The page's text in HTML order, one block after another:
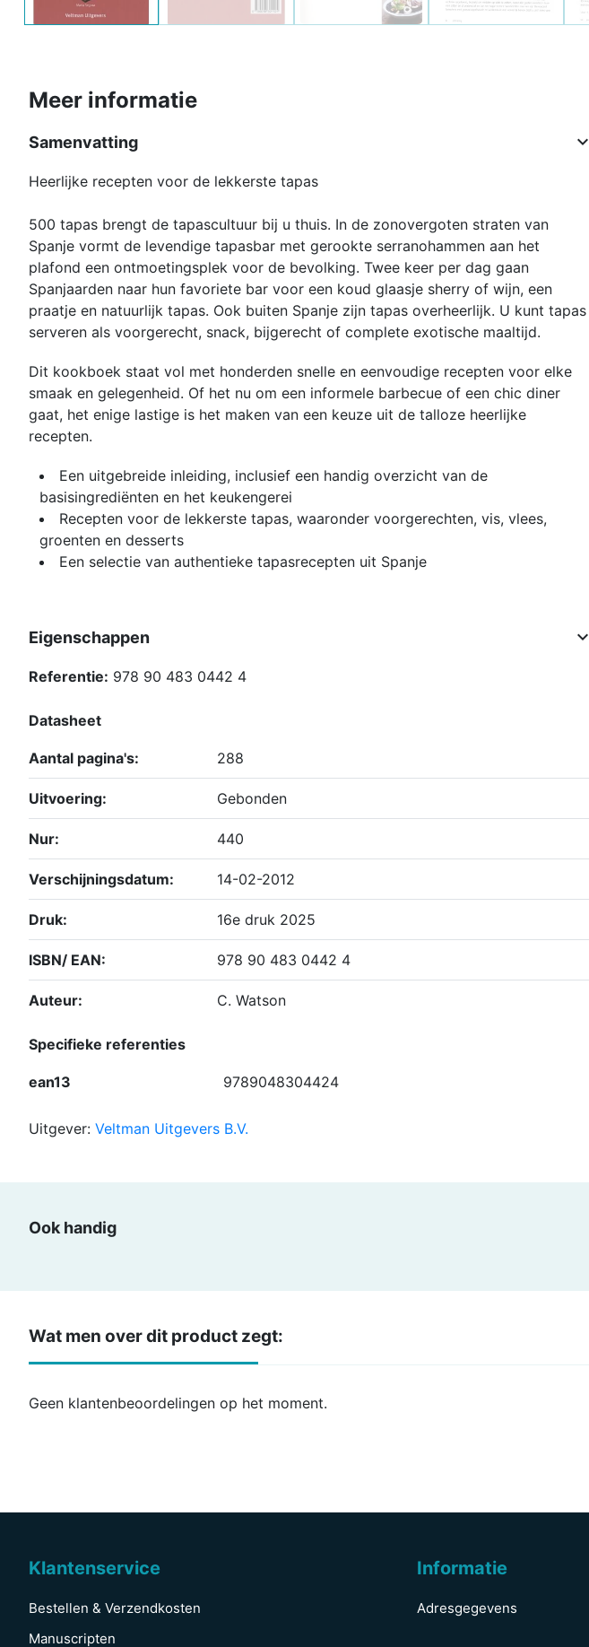
Meer informatie
Samenvatting 
Heerlijke recepten voor de lekkerste tapas
500 tapas brengt de tapascultuur bij u thuis. In de zonovergoten straten van
Spanje vormt de levendige tapasbar met gerookte serranohammen aan het
plafond een ontmoetingsplek voor de bevolking. Twee keer per dag gaan
Spanjaarden naar hun favoriete bar voor een koud glaasje sherry of wijn, een
praatje en natuurlijk tapas. Ook buiten Spanje zijn tapas overheerlijk. U kunt tapas
serveren als voorgerecht, snack, bijgerecht of complete exotische maaltijd.
Dit kookboek staat vol met honderden snelle en eenvoudige recepten voor elke
smaak en gelegenheid. Of het nu om een informele barbecue of een chic diner
gaat, het enige lastige is het maken van een keuze uit de talloze heerlijke
recepten.
Een uitgebreide inleiding, inclusief een handig overzicht van de
basisingrediënten en het keukengerei
Recepten voor de lekkerste tapas, waaronder voorgerechten, vis, vlees,
groenten en desserts
Een selectie van authentieke tapasrecepten uit Spanje
Eigenschappen 
Referentie: 978 90 483 0442 4
Datasheet
Aantal pagina's: 288
Uitvoering: Gebonden
Nur: 440
Verschijningsdatum: 14-02-2012
Druk: 16e druk 2025
ISBN/ EAN: 978 90 483 0442 4
Auteur: C. Watson
Specifieke referenties
ean13 9789048304424
Uitgever: Veltman Uitgevers B.V.
Ook handig
Wat men over dit product zegt:
Geen klantenbeoordelingen op het moment.
Klantenservice
Bestellen & Verzendkosten
Manuscripten
Informatie
Adresgegevens